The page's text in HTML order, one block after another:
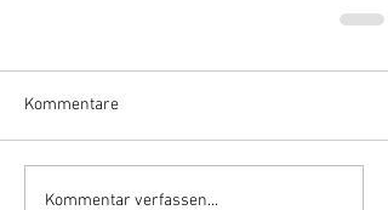
Kommentare
Kommentar verfassen...